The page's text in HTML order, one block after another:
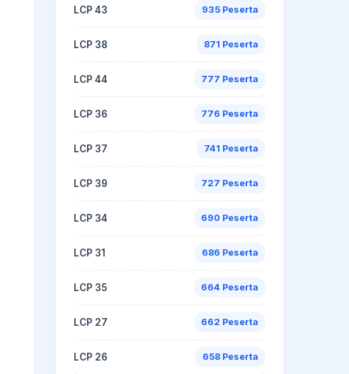
LCP 43 935 Peserta
LCP 38 871 Peserta
LCP 44 777 Peserta
LCP 36 776 Peserta
LCP 37 741 Peserta
LCP 39 727 Peserta
LCP 34 690 Peserta
LCP 31 686 Peserta
LCP 35 664 Peserta
LCP 27 662 Peserta
LCP 26 658 Peserta